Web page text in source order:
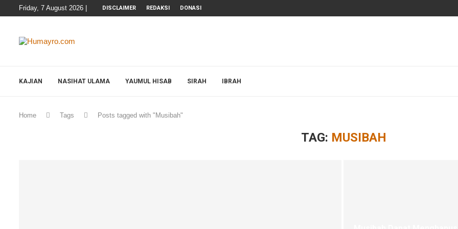
Friday, 7 August 2026 | DISCLAIMER REDAKSI DONASI
KAJIAN NASIHAT ULAMA YAUMUL HISAB SIRAH IBRAH
Home Tags Posts tagged with "Musibah"
TAG: MUSIBAH